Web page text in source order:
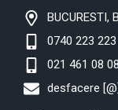
BUCURESTI,
0740 223 223
021 461 08 08
desfacere